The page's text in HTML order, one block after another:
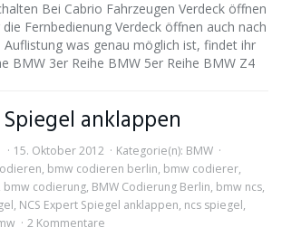
Bei Cabrio Fahrzeugen Verdeck öffnen
Fernbedienung Verdeck öffnen auch nach
Auflistung was genau möglich ist, findet ihr
BMW 3er Reihe BMW 5er Reihe BMW Z4
anklappen
15. Oktober 2012 Kategorie(n): BMW
, bmw codieren berlin, bmw codierer,
bmw codierung, BMW Codierung Berlin, bmw ncs,
, NCS Expert Spiegel anklappen, ncs spiegel,
2 Kommentare